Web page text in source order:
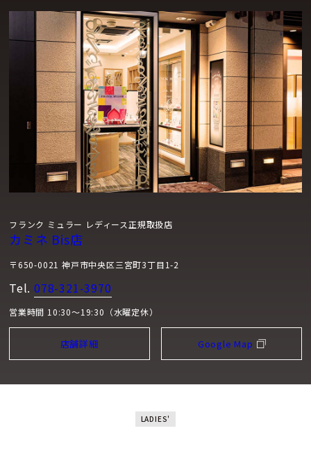
フランク ミュラー レディース正規取扱店
カミネ Bis店
〒650-0021 神戸市中央区三宮町3丁目1-2
Tel. 078-321-3970
営業時間 10:30～19:30（水曜定休）
店舗詳細 Google Map
LADIES'